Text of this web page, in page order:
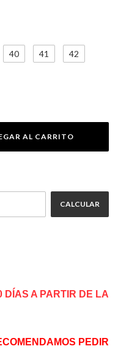
40 41 42
CALCULAR
DÍAS A PARTIR DE LA
PEDIR